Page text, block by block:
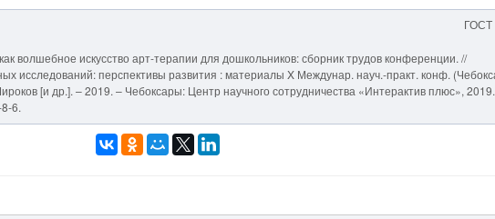
ГОСТ
волшебное искусство арт-терапии для дошкольников: сборник трудов конференции. //
исследований: перспективы развития : материалы X Междунар. науч.-практ. конф.
[и др.]. – 2019. – Чебоксары: Центр научного сотрудничества «Интерактив плюс»,
6.